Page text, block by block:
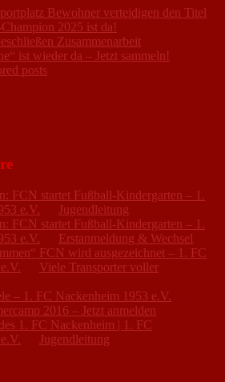
Bewohner verteidigen den Titel
2025 ist da!
Zusammenarbeit
ist wieder da – Jetzt sammeln!
posts
FCN startet Fußball-Kindergarten – 1.
e.V.
Jugendleitung
FCN startet Fußball-Kindergarten – 1.
e.V.
Erstanmeldung & Wechsel
FCN wird ausgezeichnet – 1. FC
Viele Transporter voller
– 1. FC Nackenheim 1953 e.V.
2016 – Jetzt anmelden
1. FC Nackenheim | 1. FC
Jugendleitung